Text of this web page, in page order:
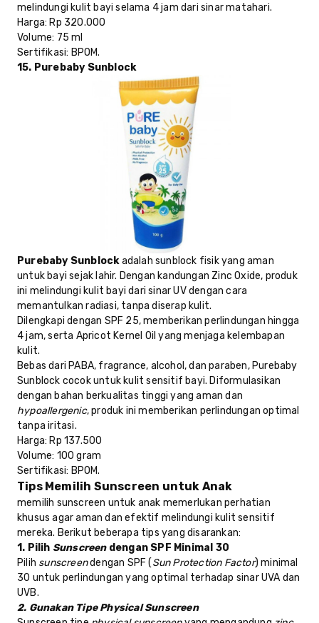
melindungi kulit bayi selama 4 jam dari sinar matahari.
Harga: Rp 320.000
Volume: 75 ml
Sertifikasi: BPOM.
15. Purebaby Sunblock
Purebaby Sunblockadalah sunblock fisik yang aman
untuk bayi sejak lahir. Dengan kandungan Zinc Oxide, produk
ini melindungi kulit bayi dari sinar UV dengan cara
memantulkan radiasi, tanpa diserap kulit.
Dilengkapi dengan SPF 25, memberikan perlindungan hingga
4 jam, serta Apricot Kernel Oil yang menjaga kelembapan
kulit.
Bebas dari PABA, fragrance, alcohol, dan paraben, Purebaby
Sunblock cocok untuk kulit sensitif bayi. Diformulasikan
dengan bahan berkualitas tinggi yang aman dan
hypoallergenic, produk ini memberikan perlindungan optimal
tanpa iritasi.
Harga: Rp 137.500
Volume: 100 gram
Sertifikasi: BPOM.
Tips Memilih Sunscreen untuk Anak
memilih sunscreen untuk anak memerlukan perhatian
khusus agar aman dan efektif melindungi kulit sensitif
mereka. Berikut beberapa tips yang disarankan:
1. Pilih Sunscreen dengan SPF Minimal 30
Pilih sunscreendengan SPF (Sun Protection Factor) minimal
30 untuk perlindungan yang optimal terhadap sinar UVA dan
UVB.
2. Gunakan Tipe Physical Sunscreen